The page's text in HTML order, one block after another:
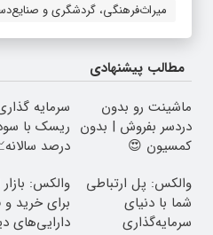
میراث‌فرهنگی، گردشگری و
مطالب پیشنهادی
ماشینت رو بدون
دردسر بفروش | بدون
کمسیون 😍
سرمایه
درصد
والکس: پل ارتباطی
شما با دنیای
سرمایه‌گذاری
والکس:
برای خرید
دارایی‌های